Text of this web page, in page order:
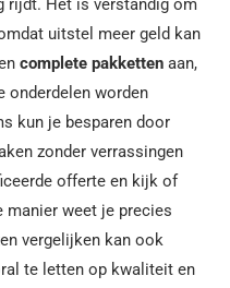
rijdt. Het is verstandig om
uitstel meer geld kan
complete pakketten aan,
onderdelen worden
kun je besparen door
zonder verrassingen
offerte en kijk of
manier weet je precies
vergelijken kan ook
te letten op kwaliteit en